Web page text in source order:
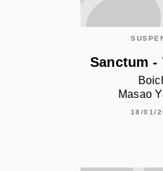
Sanctum -
Masao
18/01/